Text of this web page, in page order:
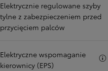
Elektrycznie regulowane szyby
tylne z zabezpieczeniem przed
przycięciem palców
Elektryczne wspomaganie
kierownicy (EPS)